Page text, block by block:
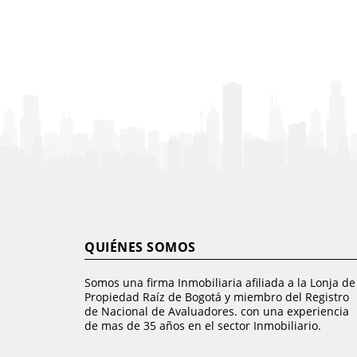
QUIÉNES SOMOS
Somos una firma Inmobiliaria afiliada a la Lonja de
Propiedad Raíz de Bogotá y miembro del Registro
de Nacional de Avaluadores. con una experiencia
de mas de 35 años en el sector Inmobiliario.